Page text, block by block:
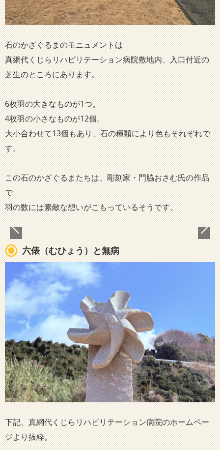
石のかざぐるまのモニュメントは
真網代くじらリハビリテーション病院敷地内、入口付近の
芝生のところにあります。
6枚羽の大きなものが1つ。
4枚羽の小さなものが12個。
大小合わせて13個もあり、石の種類により色もそれぞれで
す。
この石のかざぐるまたちは、彫刻家・門脇おさむ氏の作品
で
羽の数には素敵な想いがこもっているそうです。
六俵（むひょう）と無病
下記、真網代くじらリハビリテーション病院のホームペー
ジより抜粋。